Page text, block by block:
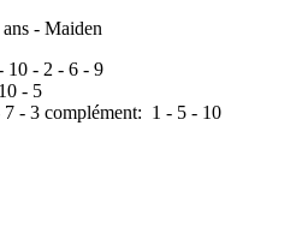
- Maiden
10 - 2 - 6 - 9
10 - 5
7 - 3 complément: 1 - 5 - 10